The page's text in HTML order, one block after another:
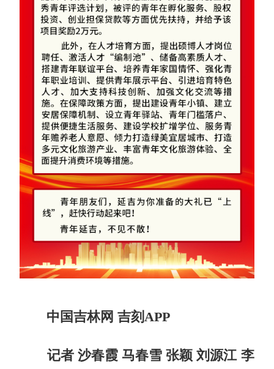
中国吉林网 吉刻APP
记者 沙春霞 马春雪 张颖 刘源江 李